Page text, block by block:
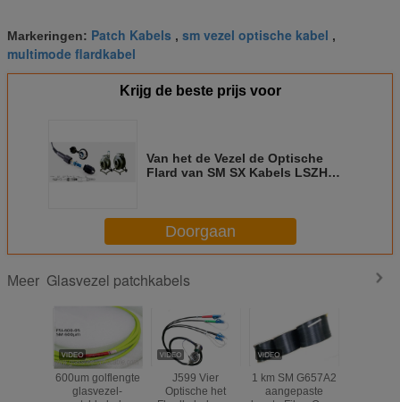
Markeringen: Patch Kabels , sm vezel optische kabel ,
multimode flardkabel
Krijg de beste prijs voor
Van het de Vezel de Optische
Flard van SM SX Kabels LSZH
Doorgaan
Meer Glasvezel patchkabels
600um golflengte
glasvezel-
J599 Vier
Optische het
1 km SM G657A2
aangepaste